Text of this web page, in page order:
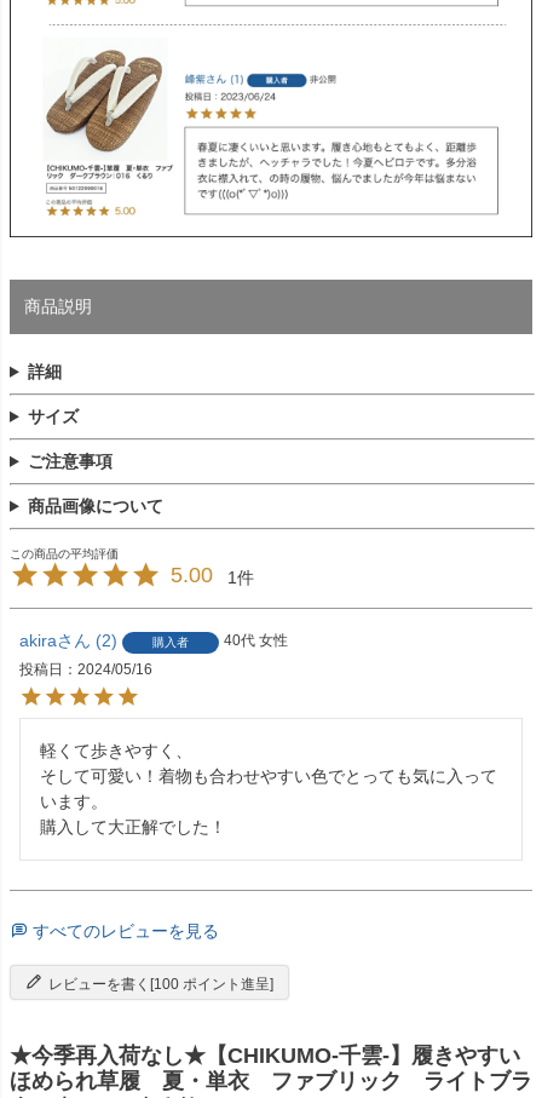
商品説明
詳細
サイズ
ご注意事項
商品画像について
5.00 1
akira 2 購入者 40代 女性
投稿日
2024/05/16
軽くて歩きやすく、
そして可愛い！着物も合わせやすい色でとっても気に入って
います。
購入して大正解でした！
すべてのレビューを見る
レビューを書く[100 ポイント進呈]
★今季再入荷なし★【CHIKUMO-千雲-】履きやすい
ほめられ草履 夏・単衣 ファブリック ライトブラ